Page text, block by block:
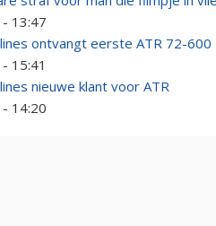
13:47
ontvangt eerste ATR 72-600
15:41
nieuwe klant voor ATR
14:20